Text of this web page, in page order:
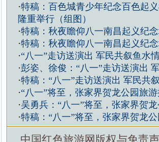
·特稿：百色城青少年纪念百色起
隆重举行（组图）
·特稿：秋夜瞻仰八一南昌起义纪
·特稿：秋夜瞻仰八一南昌起义纪
·“八一”走访送演出 军民共叙鱼水情
·彭姿、徐俊：“八一”走访送演出
·特稿：“八一”走访送演出 军民共
·“八一”将至，张家界贺龙公园旅
·吴勇兵：“八一”将至，张家界贺
·特稿：“八一”将至，张家界贺龙
中国红色旅游网版权与免责声